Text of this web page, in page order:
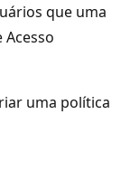
que uma
uma política